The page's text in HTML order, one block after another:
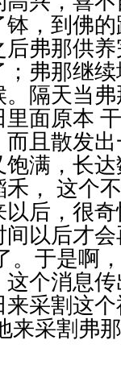
，到佛
弗那供养
弗那继
隔天当
里面原本
且散发
满，长
， 这个
后，很
以后才
。于是啊
个消息
采割这
来采割弗